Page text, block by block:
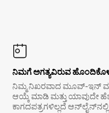
ನಿಮಗೆ ಅಗತ್ಯವಿರುವ
ನಿಮ್ಮ ನಿಖರವಾದ ಮೂವ್-ಇನ್
ಆಯ್ಕೆ ಮಾಡಿ ಮತ್ತು ಯಾವುದೇ
ಕಾಗದಪತ್ರಗಳಿಲ್ಲದೆ